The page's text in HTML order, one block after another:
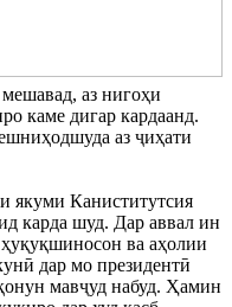
аз нигоҳи
каме дигар кардаанд.
аз ҷиҳати
якуми Каниститутсия
карда шуд. Дар аввал ин
ва аҳолии
дар мо президентӣ
мавҷуд набуд. Ҳамин